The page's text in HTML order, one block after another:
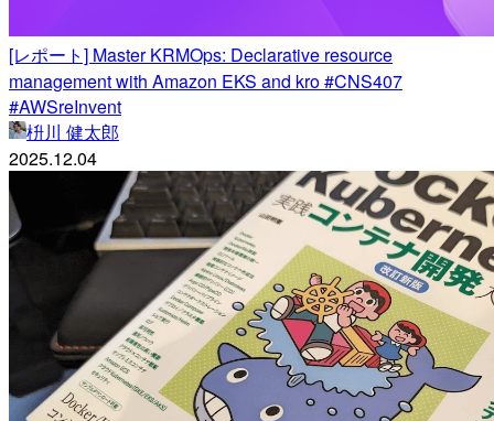
[レポート] Master KRMOps: Declarative resource
management with Amazon EKS and kro #CNS407
#AWSreInvent
枡川 健太郎
2025.12.04